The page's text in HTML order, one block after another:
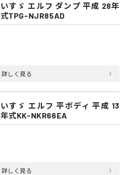
いすゞ エルフ ダンプ 平成 28年
式TPG-NJR85AD
詳しく見る
いすゞ エルフ 平ボディ 平成 13
年式KK-NKR66EA
詳しく見る